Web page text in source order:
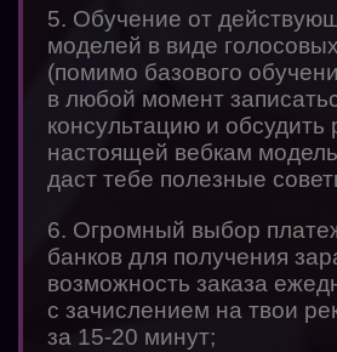
5. Обучение от
моделей в виде
(помимо базового
в любой момент
консультацию и обсудить
настоящей вебкам
даст тебе полезные
6. Огромный выбор
банков для получения
возможность заказа
с зачислением на твои
за 15-20 минут;